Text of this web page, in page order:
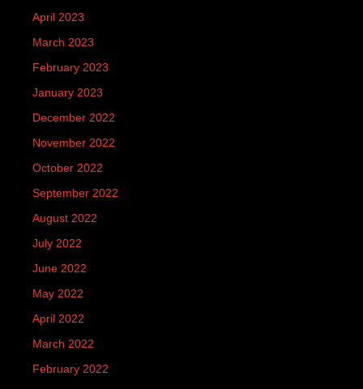
April 2023
March 2023
February 2023
January 2023
December 2022
November 2022
October 2022
September 2022
August 2022
July 2022
June 2022
May 2022
April 2022
March 2022
February 2022